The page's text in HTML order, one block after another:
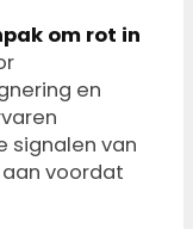
om rot in
en
signalen van
voordat